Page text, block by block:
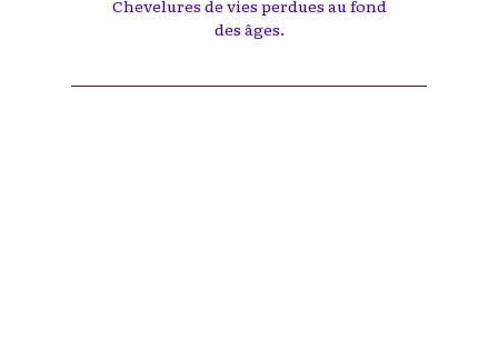
Chevelures de vies perdues au fond
des âges.